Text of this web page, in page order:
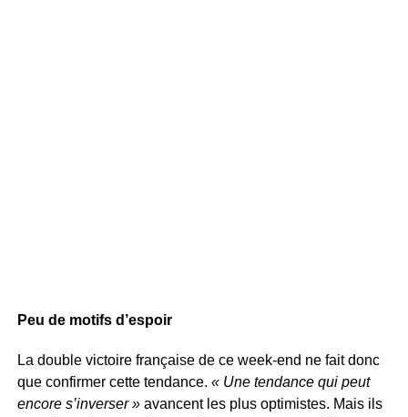
Peu de motifs d’espoir
La double victoire française de ce week-end ne fait donc
que confirmer cette tendance. « Une tendance qui peut
encore s’inverser »avancent les plus optimistes. Mais ils